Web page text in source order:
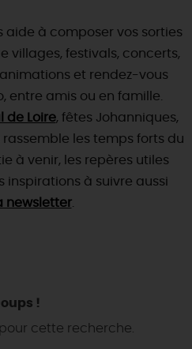
ACTIVITÉS
nique
?
DE VIVRE
de la Faïencerie de
Gien !
parcours Baludik🕵️
de la nature en 2026
famille dans le Loiret !
MAINTENANT
aide à composer vos sorties
villages, festivals, concerts,
et rendez-vous
entre amis ou en famille.
de Loire, fêtes Johanniques,
les temps forts du
à venir, les repères utiles
inspirations à suivre aussi
newsletter.
!
cette recherche.